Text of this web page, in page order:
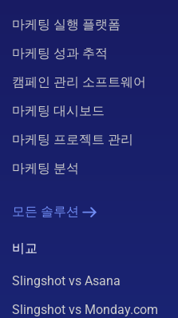
마케팅 실행 플랫폼
마케팅 성과 추적
캠페인 관리 소프트웨어
마케팅 대시보드
마케팅 프로젝트 관리
마케팅 분석
모든 솔루션
비교
Slingshot vs Asana
Slingshot vs Monday.com